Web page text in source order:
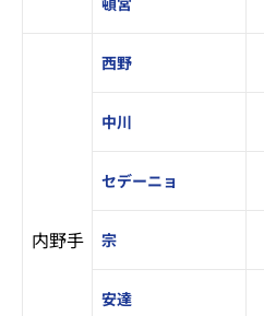
内野手
西野
中川
セデーニョ
宗
安達